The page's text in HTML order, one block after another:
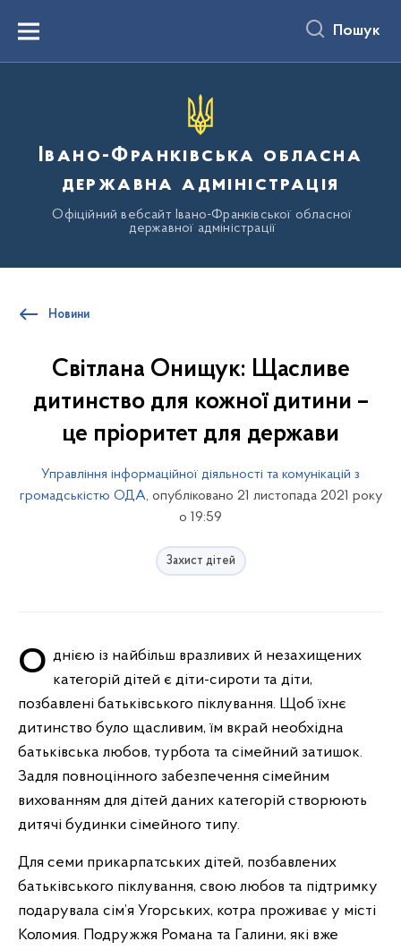
вмістуMenu Пошук
Івано-Франківська обласна
державна адміністрація
Офіційний вебсайт Івано-Франківської обласної
державної адміністрації
Новини
Світлана Онищук: Щасливе
дитинство для кожної дитини –
це пріоритет для держави
Управління інформаційної діяльності та комунікацій з
громадськістю ОДА, опубліковано 21 листопада 2021 року
о 19:59
Захист дітей
Однією із найбільш вразливих й незахищених категорій дітей є діти-сироти та діти,
позбавлені батьківського піклування. Щоб їхнє
дитинство було щасливим, їм вкрай необхідна
батьківська любов, турбота та сімейний затишок.
Задля повноцінного забезпечення сімейним
вихованням для дітей даних категорій створюють
дитячі будинки сімейного типу.
Для семи прикарпатських дітей, позбавлених
батьківського піклування, свою любов та підтримку
подарувала сім’я Угорських, котра проживає у місті
Коломия. Подружжя Романа та Галини, які вже